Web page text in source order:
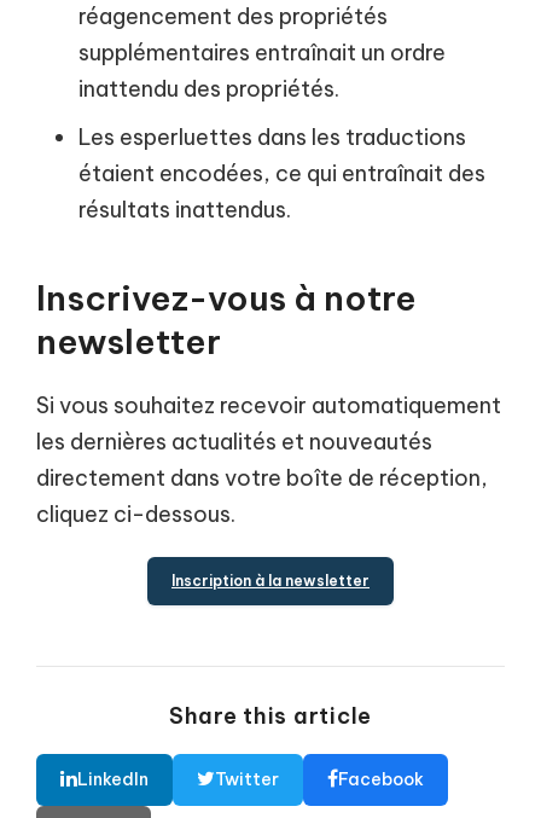
réagencement des propriétés
supplémentaires entraînait un ordre
inattendu des propriétés.
Les esperluettes dans les traductions
étaient encodées, ce qui entraînait des
résultats inattendus.
Inscrivez-vous à notre
newsletter
Si vous souhaitez recevoir automatiquement
les dernières actualités et nouveautés
directement dans votre boîte de réception,
cliquez ci-dessous.
Inscription à la newsletter
Share this article
LinkedIn Twitter Facebook